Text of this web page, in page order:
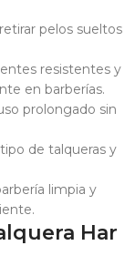
pelos sueltos
resistentes y
en barberías.
prolongado sin
de talqueras y
limpia y
Har